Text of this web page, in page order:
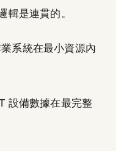
輯是連貫的。
系統在最小資源內
設備數據在最完整